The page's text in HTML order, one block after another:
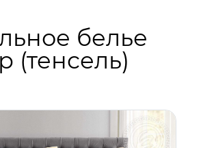
белье
(тенсель)